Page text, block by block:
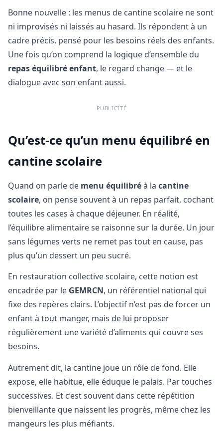
Bonne nouvelle : les menus de cantine scolaire ne sont
ni improvisés ni laissés au hasard. Ils répondent à un
cadre précis, pensé pour les besoins réels des enfants.
Une fois qu’on comprend la logique d’ensemble du
repas équilibré enfant, le regard change — et le
dialogue avec son enfant aussi.
PUBLICITÉ
Qu’est-ce qu’un menu équilibré en
cantine scolaire
Quand on parle de menu équilibréà la cantine
scolaire, on pense souvent à un repas parfait, cochant
toutes les cases à chaque déjeuner. En réalité,
l’équilibre alimentaire se raisonne sur la durée. Un jour
sans légumes verts ne remet pas tout en cause, pas
plus qu’un dessert un peu sucré.
En restauration collective scolaire, cette notion est
encadrée par le GEMRCN, un référentiel national qui
fixe des repères clairs. L’objectif n’est pas de forcer un
enfant à tout manger, mais de lui proposer
régulièrement une variété d’aliments qui couvre ses
besoins.
Autrement dit, la cantine joue un rôle de fond. Elle
expose, elle habitue, elle éduque le palais. Par touches
successives. Et c’est souvent dans cette répétition
bienveillante que naissent les progrès, même chez les
mangeurs les plus méfiants.